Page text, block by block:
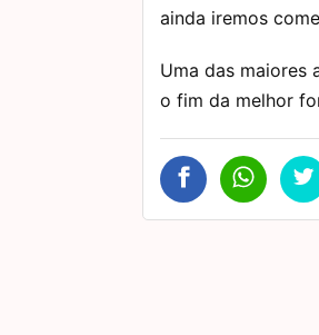
ainda iremos
Uma das maiores
o fim da melhor